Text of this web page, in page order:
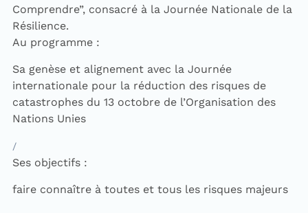
Comprendre”, consacré à la Journée Nationale de la
Résilience.
Au programme :
Sa genèse et alignement avec la Journée
internationale pour la réduction des risques de
catastrophes du 13 octobre de l’Organisation des
Nations Unies
Ses objectifs :
faire connaître à toutes et tous les risques majeurs